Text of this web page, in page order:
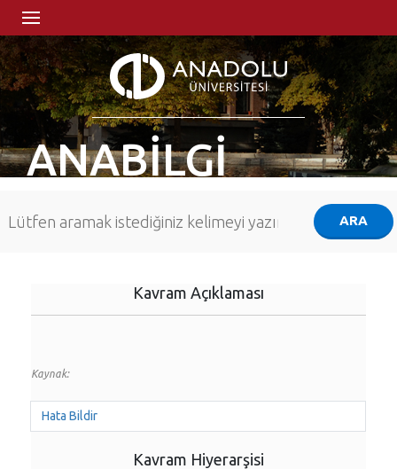
ANABİLGİ
Kavram Açıklaması
Kaynak:
Hata Bildir
Kavram Hiyerarşisi